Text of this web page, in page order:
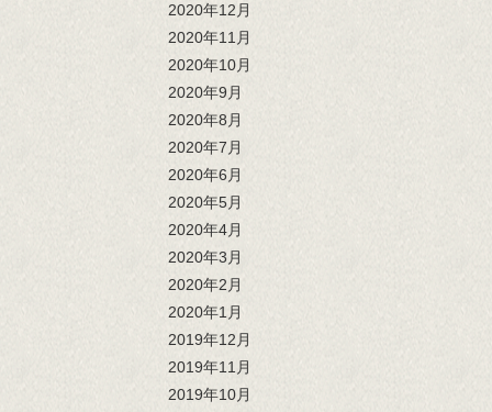
2020年12月
2020年11月
2020年10月
2020年9月
2020年8月
2020年7月
2020年6月
2020年5月
2020年4月
2020年3月
2020年2月
2020年1月
2019年12月
2019年11月
2019年10月